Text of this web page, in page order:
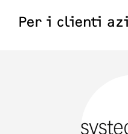
Per i clienti